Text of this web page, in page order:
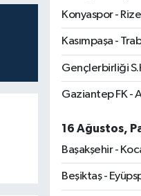
Konyaspor -
Kasımpaşa -
Gençlerbirliği
Gaziantep FK -
16 Ağustos,
Başakşehir -
Beşiktaş -